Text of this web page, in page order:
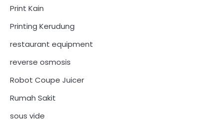
Print Kain
Printing Kerudung
restaurant equipment
reverse osmosis
Robot Coupe Juicer
Rumah Sakit
sous vide